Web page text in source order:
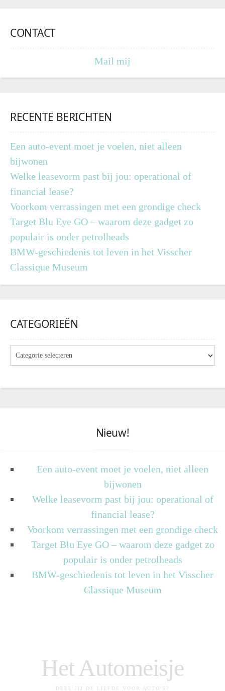
CONTACT
Mail mij
RECENTE BERICHTEN
Een auto-event moet je voelen, niet alleen
bijwonen
Welke leasevorm past bij jou: operational of
financial lease?
Voorkom verrassingen met een grondige check
Target Blu Eye GO – waarom deze gadget zo
populair is onder petrolheads
BMW-geschiedenis tot leven in het Visscher
Classique Museum
CATEGORIEËN
Nieuw!
Een auto-event moet je voelen, niet alleen
bijwonen
Welke leasevorm past bij jou: operational of
financial lease?
Voorkom verrassingen met een grondige check
Target Blu Eye GO – waarom deze gadget zo
populair is onder petrolheads
BMW-geschiedenis tot leven in het Visscher
Classique Museum
Het Automeisje
DEEL JIJ DE LIEFDE VOOR AUTO'S?